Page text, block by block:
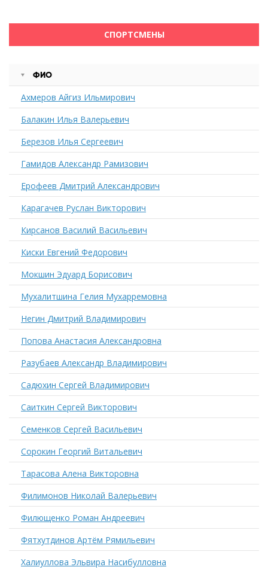
СПОРТСМЕНЫ
ФИО
Ахмеров Айгиз Ильмирович
Балакин Илья Валерьевич
Березов Илья Сергеевич
Гамидов Александр Рамизович
Ерофеев Дмитрий Александрович
Карагачев Руслан Викторович
Кирсанов Василий Васильевич
Киски Евгений Федорович
Мокшин Эдуард Борисович
Мухалитшина Гелия Мухарремовна
Негин Дмитрий Владимирович
Попова Анастасия Александровна
Разубаев Александр Владимирович
Садюхин Сергей Владимирович
Саиткин Сергей Викторович
Семенков Сергей Васильевич
Сорокин Георгий Витальевич
Тарасова Алена Викторовна
Филимонов Николай Валерьевич
Филющенко Роман Андреевич
Фятхутдинов Артём Рямильевич
Халиуллова Эльвира Насибулловна